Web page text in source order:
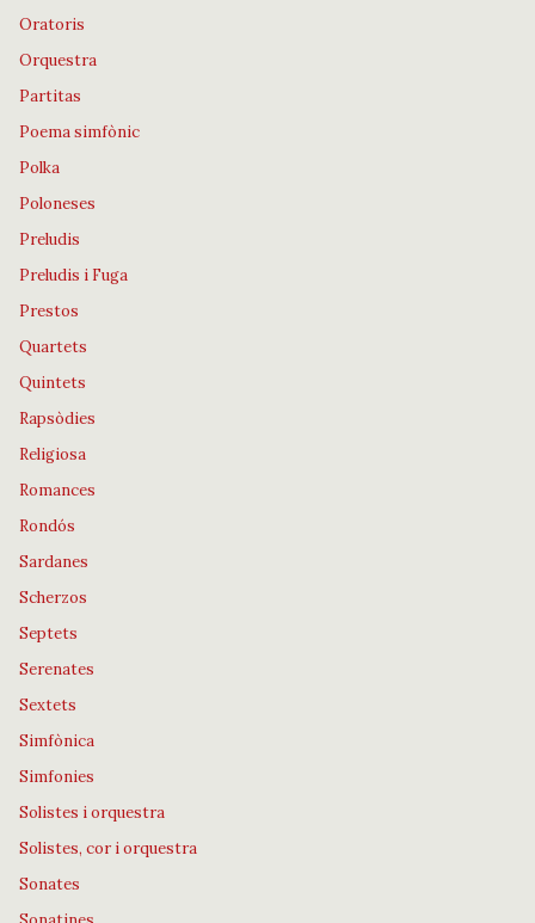
Oratoris
Orquestra
Partitas
Poema simfònic
Polka
Poloneses
Preludis
Preludis i Fuga
Prestos
Quartets
Quintets
Rapsòdies
Religiosa
Romances
Rondós
Sardanes
Scherzos
Septets
Serenates
Sextets
Simfònica
Simfonies
Solistes i orquestra
Solistes, cor i orquestra
Sonates